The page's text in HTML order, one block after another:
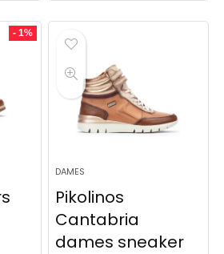
- 1%
DAMES
Pikolinos
Cantabria
dames sneaker